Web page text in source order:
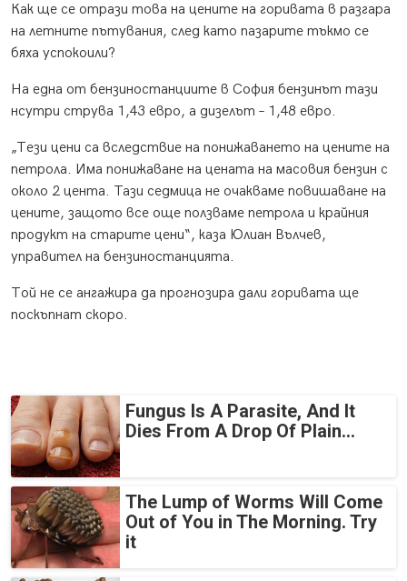
Как ще се отрази това на цените на горивата в разгара
на летните пътувания, след като пазарите тъкмо се
бяха успокоили?
На една от бензиностанциите в София бензинът тази
нсутри струва 1,43 евро, а дизелът – 1,48 евро.
„Тези цени са вследствие на понижаването на цените на
петрола. Има понижаване на цената на масовия бензин с
около 2 цента. Тази седмица не очакваме повишаване на
цените, защото все още ползваме петрола и крайния
продукт на старите цени“, каза Юлиан Вълчев,
управител на бензиностанцията.
Той не се ангажира да прогнозира дали горивата ще
поскъпнат скоро.
Fungus Is A Parasite, And It
Dies From A Drop Of Plain...
The Lump of Worms Will Come
Out of You in The Morning. Try
it